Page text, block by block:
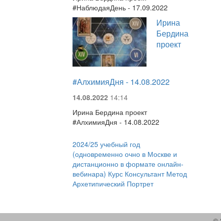
#НаблюдаяДень - 17.09.2022
Ирина
Бердина
проект
#АлхимияДня - 14.08.2022
14.08.2022 14:14
Ирина Бердина проект
#АлхимияДня - 14.08.2022
2024/25 учебный год
(одновременно очно в Москве и
дистанционно в формате онлайн-
вебинара) Курс Консультант Метод
Архетипический Портрет